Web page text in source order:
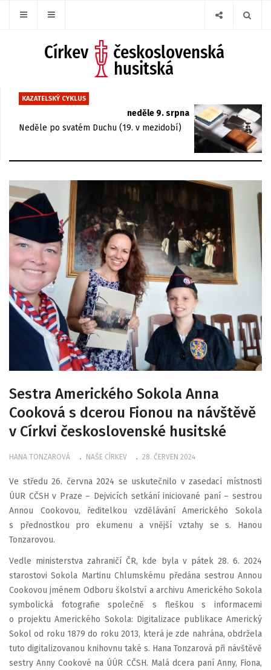
KAZATELSKÝ CYKLUS
neděle 9. srpna
Neděle po svatém Duchu (19. v mezidobí)
Sestra Amerického Sokola Anna
Cooková s dcerou Fionou na návštěvě
v Církvi československé husitské
HANA TONZAROVÁ NAŠE CÍRKEV 28. ČERVEN 2024
Ve středu 26. června 2024 se uskutečnilo v zasedací místnosti
ÚUR CČSH v Praze – Dejvicích setkání iniciované paní – sestrou
Annou Cookovou, ředitelkou vzdělávání Amerického Sokola
s přednostkou pro ekumenu a vnější vztahy se s. Hanou
Tonzarovou.
Vedle ministerstva zahraničí ČR, kde byla v pátek 28. 6. 2024
starostovi Sokola Martinu Chlumskému předána sestrou Annou
Cookovou jménem Odboru školství a archivu Amerického Sokola
symbolická fotografie společně s fleškou s informacemi
o projektu Amerického Sokola: Digitalizace publikace Americký
Sokol od roku 1879 do roku 2013, která je zde nahrána, obdržela
tuto digitalizovanou knihovnu také s. Hana Tonzarová při návštěvě
sestry Anny Cookové na ÚÚR CČSH. Malá dcera paní Anny, Fiona,